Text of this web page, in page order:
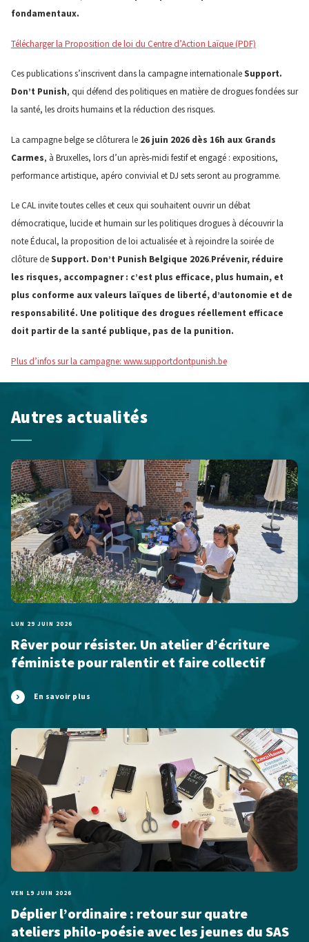
fondamentaux.
Télécharger la Proposition de loi du Centre d’Action Laïque (PDF)
Ces publications s’inscrivent dans la campagne internationale Support.
Don’t Punish, qui défend des politiques en matière de drogues fondées sur
la santé, les droits humains et la réduction des risques.
La campagne belge se clôturera le 26 juin 2026 dès 16h aux Grands
Carmes, à Bruxelles, lors d’un après-midi festif et engagé : expositions,
performance artistique, apéro convivial et DJ sets seront au programme.
Le CAL invite toutes celles et ceux qui souhaitent ouvrir un débat
démocratique, lucide et humain sur les politiques drogues à découvrir la
note Éducal, la proposition de loi actualisée et à rejoindre la soirée de
clôture de Support. Don’t Punish Belgique 2026.Prévenir, réduire
les risques, accompagner : c’est plus efficace, plus humain, et
plus conforme aux valeurs laïques de liberté, d’autonomie et de
responsabilité. Une politique des drogues réellement efficace
doit partir de la santé publique, pas de la punition.
Plus d’infos sur la campagne: www.supportdontpunish.be
Autres actualités
LUN 29 JUIN 2026
Rêver pour résister. Un atelier d’écriture
féministe pour ralentir et faire collectif
En savoir plus
VEN 19 JUIN 2026
Déplier l’ordinaire : retour sur quatre
ateliers philo-poésie avec les jeunes du SAS